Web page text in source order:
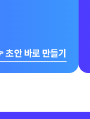
초안 바로 만들기